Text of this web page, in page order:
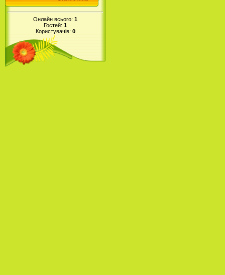
Онлайн всього: 1
Гостей: 1
Користувачів: 0